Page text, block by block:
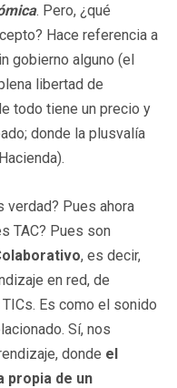
. Pero, ¿qué
Hace referencia a
gobierno alguno (el
libertad de
todo tiene un precio y
donde la plusvalía
verdad? Pues ahora
TAC? Pues son
, es decir,
en red, de
Es como el sonido
Sí, nos
donde el
propia de un